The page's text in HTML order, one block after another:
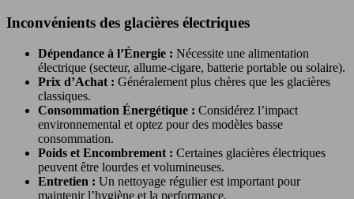
Inconvénients des glacières électriques
Dépendance à l’Énergie : Nécessite une alimentation
électrique (secteur, allume-cigare, batterie portable ou solaire).
Prix d’Achat : Généralement plus chères que les glacières
classiques.
Consommation Énergétique : Considérez l’impact
environnemental et optez pour des modèles basse
consommation.
Poids et Encombrement : Certaines glacières électriques
peuvent être lourdes et volumineuses.
Entretien : Un nettoyage régulier est important pour
maintenir l’hygiène et la performance.